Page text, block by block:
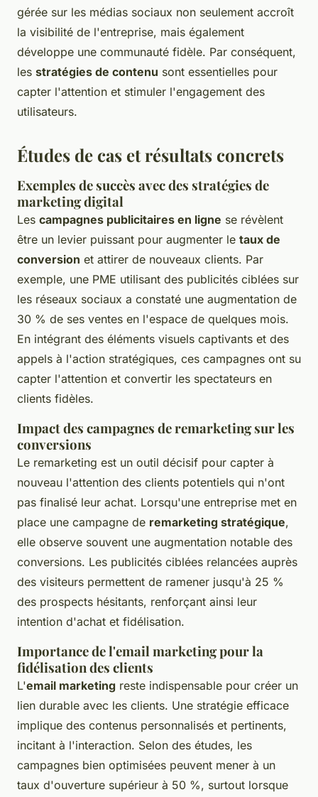
gérée sur les médias sociaux non seulement accroît
la visibilité de l'entreprise, mais également
développe une communauté fidèle. Par conséquent,
les stratégies de contenu sont essentielles pour
capter l'attention et stimuler l'engagement des
utilisateurs.
Études de cas et résultats concrets
Exemples de succès avec des stratégies de
marketing digital
Les campagnes publicitaires en ligne se révèlent
être un levier puissant pour augmenter le taux de
conversion et attirer de nouveaux clients. Par
exemple, une PME utilisant des publicités ciblées sur
les réseaux sociaux a constaté une augmentation de
30 % de ses ventes en l'espace de quelques mois.
En intégrant des éléments visuels captivants et des
appels à l'action stratégiques, ces campagnes ont su
capter l'attention et convertir les spectateurs en
clients fidèles.
Impact des campagnes de remarketing sur les
conversions
Le remarketing est un outil décisif pour capter à
nouveau l'attention des clients potentiels qui n'ont
pas finalisé leur achat. Lorsqu'une entreprise met en
place une campagne de remarketing stratégique,
elle observe souvent une augmentation notable des
conversions. Les publicités ciblées relancées auprès
des visiteurs permettent de ramener jusqu'à 25 %
des prospects hésitants, renforçant ainsi leur
intention d'achat et fidélisation.
Importance de l'email marketing pour la
fidélisation des clients
L'email marketing reste indispensable pour créer un
lien durable avec les clients. Une stratégie efficace
implique des contenus personnalisés et pertinents,
incitant à l'interaction. Selon des études, les
campagnes bien optimisées peuvent mener à un
taux d'ouverture supérieur à 50 %, surtout lorsque